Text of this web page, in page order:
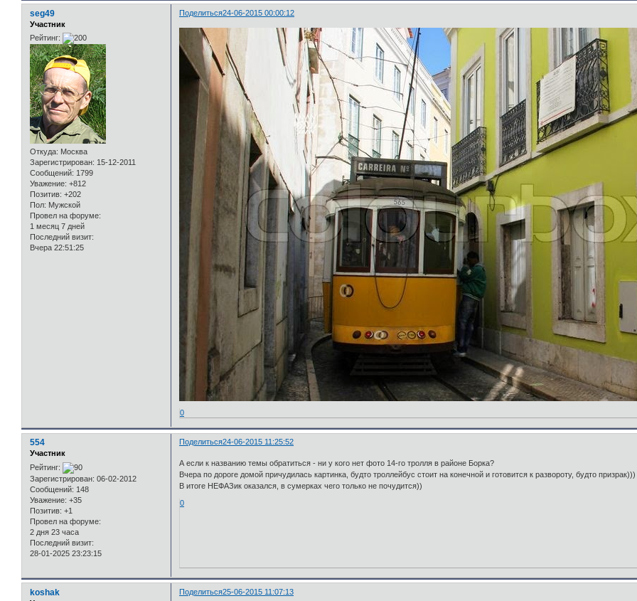
Поделиться24-06-2015 00:00:12
seg49
Участник
Рейтинг:
Откуда: Москва
Зарегистрирован: 15-12-2011
Сообщений: 1799
Уважение: +812
Позитив: +202
Пол: Мужской
Провел на форуме:
1 месяц 7 дней
Последний визит:
Вчера 22:51:25
0
Поделиться24-06-2015 11:25:52
554
Участник
Рейтинг:
Зарегистрирован: 06-02-2012
Сообщений: 148
Уважение: +35
Позитив: +1
Провел на форуме:
2 дня 23 часа
Последний визит:
28-01-2025 23:23:15
А если к названию темы обратиться - ни у кого нет фото 14-го тролля в районе Борка?
Вчера по дороге домой причудилась картинка, будто троллейбус стоит на конечной и готовится к развороту, будто
В итоге НЕФАЗик оказался, в сумерках чего только не почудится))
0
Поделиться25-06-2015 11:07:13
koshak